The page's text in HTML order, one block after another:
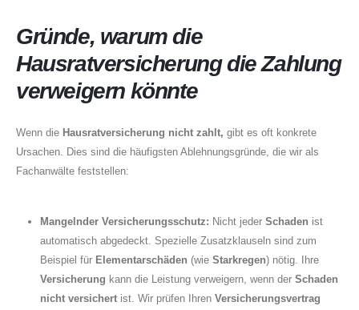
About Us
Gründe, warum die
Hausratversicherung die Zahlung
verweigern könnte
Wenn die Hausratversicherung nicht zahlt, gibt es oft konkrete
Ursachen. Dies sind die häufigsten Ablehnungsgründe, die wir als
Fachanwälte feststellen:
Mangelnder Versicherungsschutz: Nicht jeder Schaden ist
automatisch abgedeckt. Spezielle Zusatzklauseln sind zum
Beispiel für Elementarschäden (wie Starkregen) nötig. Ihre
Versicherung kann die Leistung verweigern, wenn der Schaden
nicht versichertist. Wir prüfen Ihren Versicherungsvertrag